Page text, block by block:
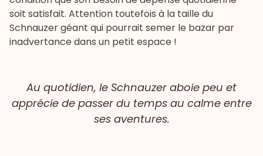
soit satisfait. Attention toutefois à la taille du
Schnauzer géant qui pourrait semer le bazar par
inadvertance dans un petit espace !
Au quotidien, le Schnauzer aboie peu et
apprécie de passer du temps au calme entre
ses aventures.